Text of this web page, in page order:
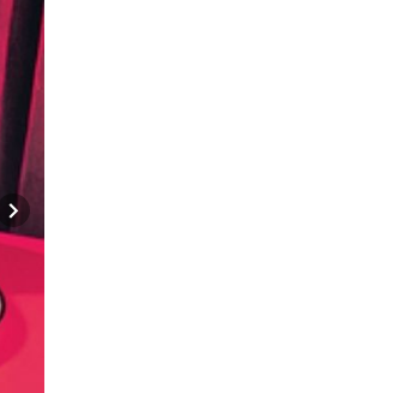
Next slide